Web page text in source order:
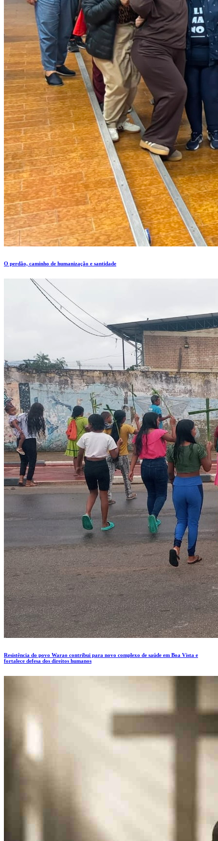
O perdão, caminho de humanização e santidade
Resistência do povo Warao contribui para novo complexo de saúde em Boa Vista e
fortalece defesa dos direitos humanos